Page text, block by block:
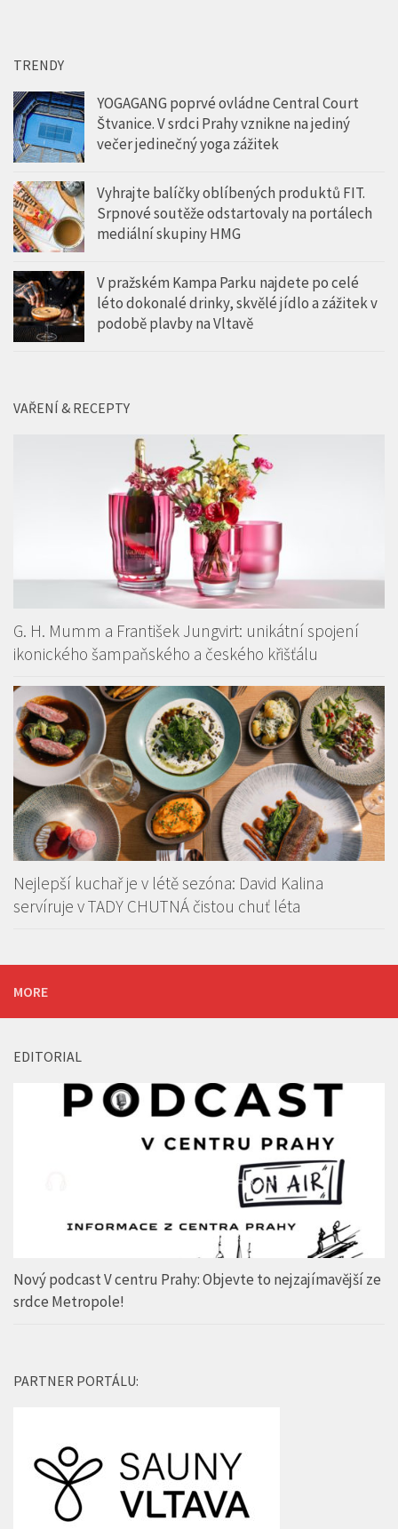
TRENDY
YOGAGANG poprvé ovládne Central Court
Štvanice. V srdci Prahy vznikne na jediný
večer jedinečný yoga zážitek
Vyhrajte balíčky oblíbených produktů FIT.
Srpnové soutěže odstartovaly na portálech
mediální skupiny HMG
V pražském Kampa Parku najdete po celé
léto dokonalé drinky, skvělé jídlo a zážitek v
podobě plavby na Vltavě
VAŘENÍ & RECEPTY
G. H. Mumm a František Jungvirt: unikátní spojení
ikonického šampaňského a českého křišťálu
Nejlepší kuchař je v létě sezóna: David Kalina
servíruje v TADY CHUTNÁ čistou chuť léta
MORE
EDITORIAL
Nový podcast V centru Prahy: Objevte to nejzajímavější ze
srdce Metropole!
PARTNER PORTÁLU: